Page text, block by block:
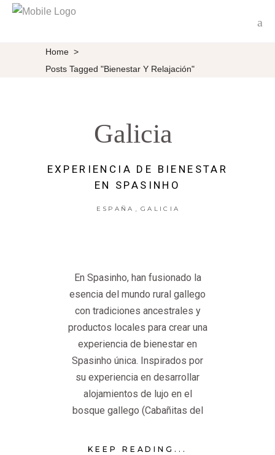
Home >
Posts Tagged "Bienestar Y Relajación"
Galicia
EXPERIENCIA DE BIENESTAR
EN SPASINHO
ESPAÑA GALICIA
En Spasinho, han fusionado la
esencia del mundo rural gallego
con tradiciones ancestrales y
productos locales para crear una
experiencia de bienestar en
Spasinho única. Inspirados por
su experiencia en desarrollar
alojamientos de lujo en el
bosque gallego (Cabañitas del
KEEP READING...